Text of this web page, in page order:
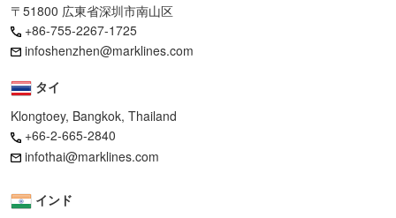
〒51800 広東省深圳市南山区
+86-755-2267-1725
infoshenzhen@marklines.com
タイ
Klongtoey, Bangkok, Thailand
+66-2-665-2840
infothai@marklines.com
インド